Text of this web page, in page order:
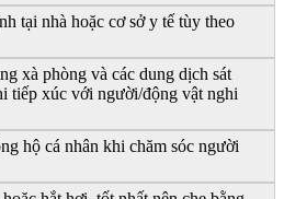
tại nhà hoặc cơ sở y tế tùy theo
xà phòng và các dung dịch sát
tiếp xúc với người/động vật nghi
hộ cá nhân khi chăm sóc người